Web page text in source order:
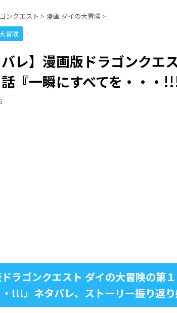
ンクエスト > 漫画 ダイの大冒険 >
冒険
バレ】漫画版ドラゴンクエ
『一瞬にすべてを・・・!!!
ラゴンクエスト ダイの大冒険の第
!!!』ネタバレ、ストーリー振り返り